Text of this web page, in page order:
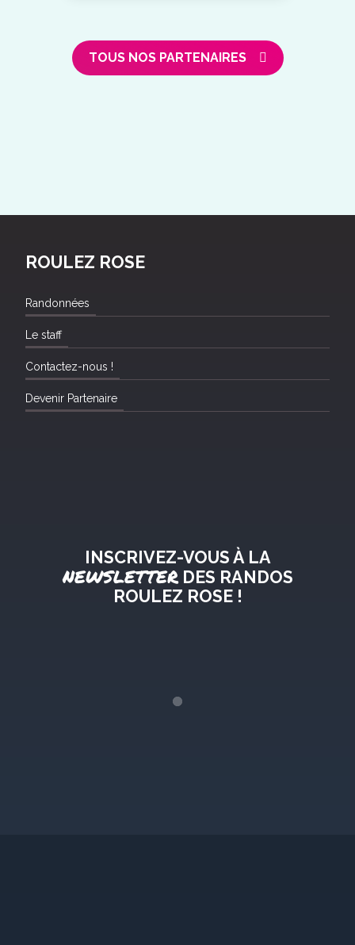
TOUS NOS PARTENAIRES
ROULEZ ROSE
Randonnées
Le staff
Contactez-nous !
Devenir Partenaire
INSCRIVEZ-VOUS À LA
NEWSLETTERDES RANDOS
ROULEZ ROSE !